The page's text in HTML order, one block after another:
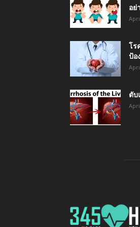
อย่
โร
ป้อ
ตับ